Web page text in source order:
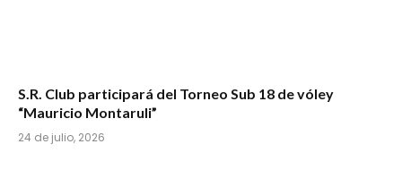
S.R. Club participará del Torneo Sub 18 de vóley
“Mauricio Montaruli”
24 de julio, 2026